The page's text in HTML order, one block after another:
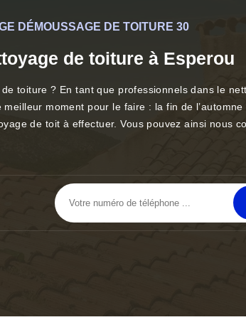
DÉMOUSSAGE DE TOITURE 30
de toiture à Esperou
toiture ? En tant que professionnels dans le
moment pour le faire : la fin de
de toit à effectuer. Vous pouvez ainsi nous